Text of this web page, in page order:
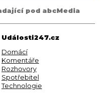
pod abcMedia
Události247.cz
Domácí
Komentáře
Rozhovory
Spotřebitel
Technologie